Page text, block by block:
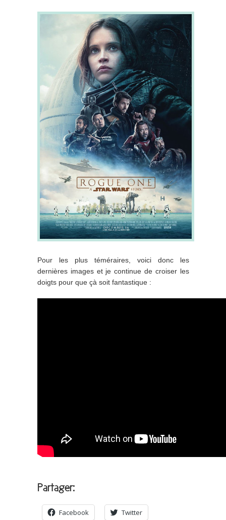
Pour les plus téméraires, voici donc les
dernières images et je continue de croiser les
doigts pour que çà soit fantastique :
Partager:
Facebook Twitter